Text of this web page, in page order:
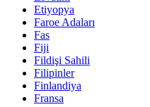
Etiyopya
Faroe Adaları
Fas
Fiji
Fildişi Sahili
Filipinler
Finlandiya
Fransa